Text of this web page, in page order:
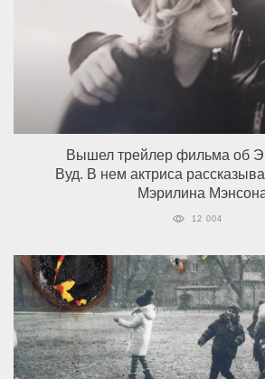
Вышел трейлер фильма об
Вуд. В нем актриса
Мэрилина
12 004